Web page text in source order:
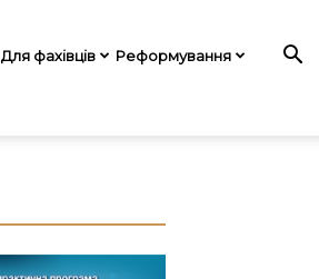
Для фахівців Реформування